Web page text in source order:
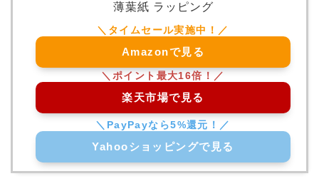
薄葉紙 ラッピング
Amazonで見る
楽天市場で見る
Yahooショッピングで見る